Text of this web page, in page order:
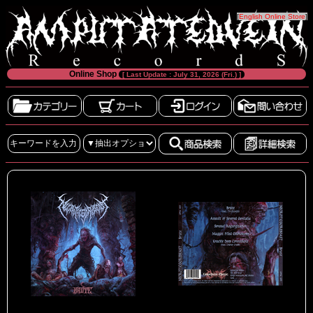
[English Online Store]
Online Shop [ Last Update : July 31, 2026 (Fri.) ]